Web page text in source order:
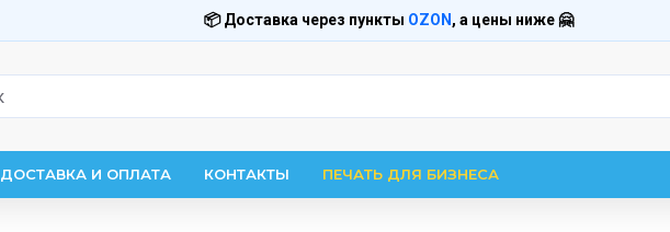
📦 Доставка через пункты OZON , а цены ниже 🤗
ДОСТАВКА И ОПЛАТА КОНТАКТЫ ПЕЧАТЬ ДЛЯ БИЗНЕСА